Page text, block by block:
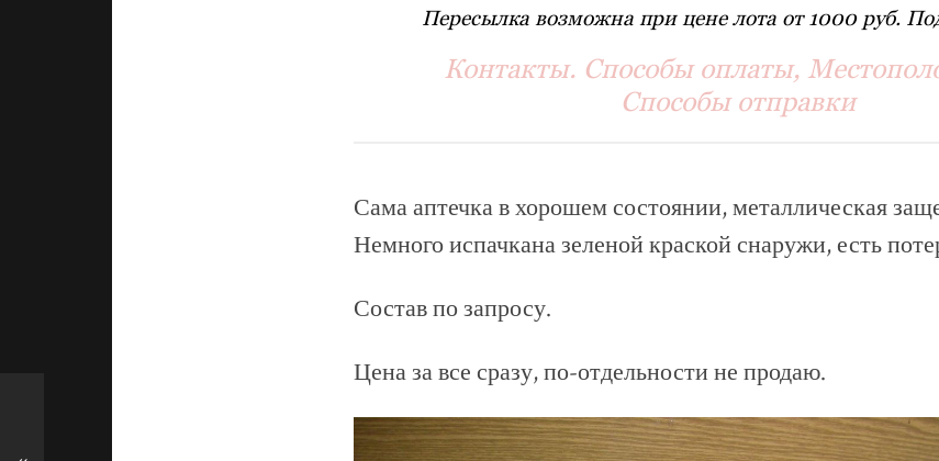
Пересылка возможна при цене лота от 1000 руб.
Контакты. Способы оплаты,
Способы отправки
Сама аптечка в хорошем состоянии, металлическая
Немного испачкана зеленой краской снаружи, есть
Состав по запросу.
Цена за все сразу, по-отдельности не продаю.